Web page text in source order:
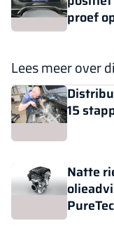
proef
Lees meer over
15
Natte